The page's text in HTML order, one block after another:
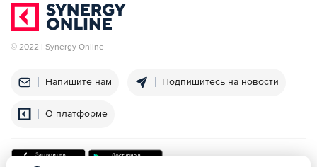
© 2022 | Synergy Online
Напишите нам Подпишитесь на новости
О платформе